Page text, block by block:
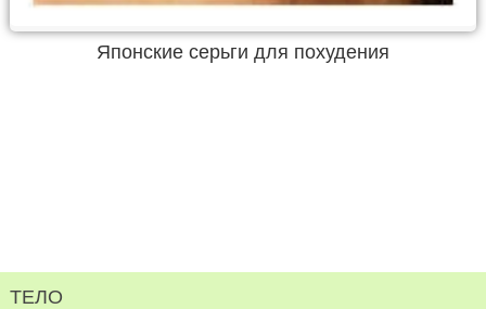
Японские серьги для похудения
ТЕЛО